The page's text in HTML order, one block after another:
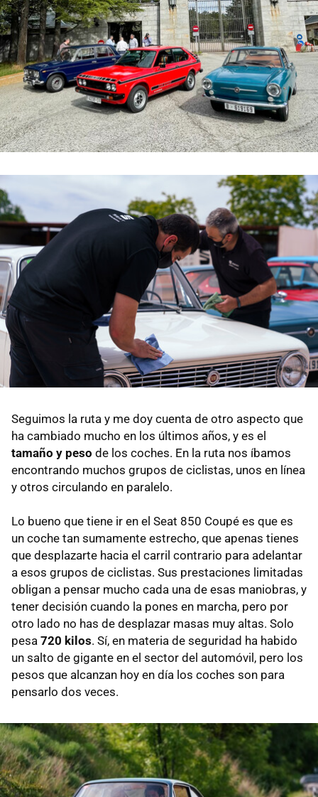
Seguimos la ruta y me doy cuenta de otro aspecto que
ha cambiado mucho en los últimos años, y es el
tamaño y peso de los coches. En la ruta nos íbamos
encontrando muchos grupos de ciclistas, unos en línea
y otros circulando en paralelo.
Lo bueno que tiene ir en el Seat 850 Coupé es que es
un coche tan sumamente estrecho, que apenas tienes
que desplazarte hacia el carril contrario para adelantar
a esos grupos de ciclistas. Sus prestaciones limitadas
obligan a pensar mucho cada una de esas maniobras, y
tener decisión cuando la pones en marcha, pero por
otro lado no has de desplazar masas muy altas. Solo
pesa 720 kilos. Sí, en materia de seguridad ha habido
un salto de gigante en el sector del automóvil, pero los
pesos que alcanzan hoy en día los coches son para
pensarlo dos veces.